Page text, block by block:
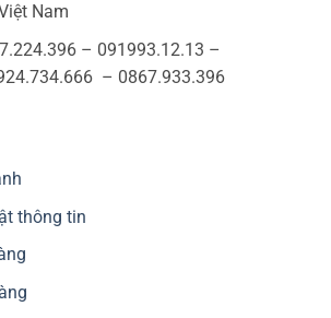
Nam
– 091993.12.13 –
– 0867.933.396
thông tin